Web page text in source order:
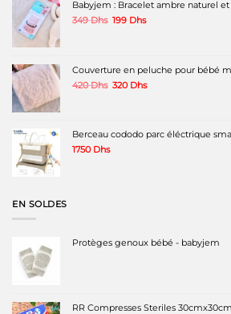
Babyjem : Bracelet ambre naturel
349Dhs Le
199 DhsLe
199 Dhs.
Couverture en peluche pour bébé
420Dhs Le
420 Dhs.
320 DhsLe
320 Dhs.
Berceau cododo parc éléctrique
1750 Dhs
EN SOLDES
Protèges genoux bébé - babyjem
RR Compresses Steriles 30cmx30cm